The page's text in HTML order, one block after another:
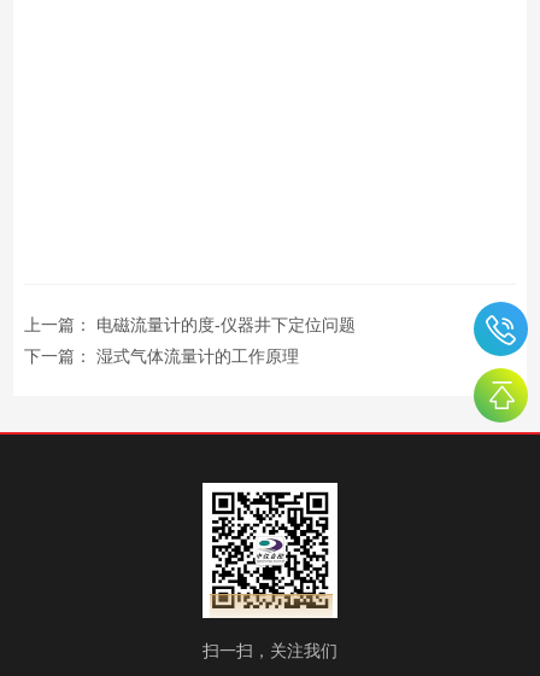
上一篇： 电磁流量计的度-仪器井下定位问题
下一篇： 湿式气体流量计的工作原理
扫一扫，关注我们